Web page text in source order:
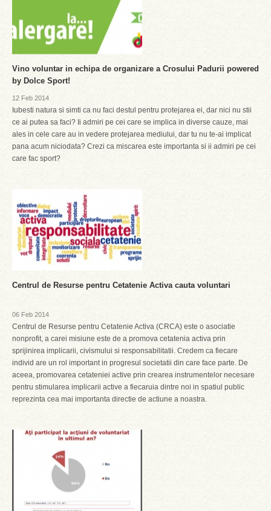
Vino voluntar in echipa de organizare a Crosului Padurii powered
by Dolce Sport!
12 Feb 2014
Iubesti natura si simti ca nu faci destul pentru protejarea ei, dar nici nu stii
ce ai putea sa faci? Ii admiri pe cei care se implica in diverse cauze, mai
ales in cele care au in vedere protejarea mediului, dar tu nu te-ai implicat
pana acum niciodata? Crezi ca miscarea este importanta si ii admiri pe cei
care fac sport?
Centrul de Resurse pentru Cetatenie Activa cauta voluntari
06 Feb 2014
Centrul de Resurse pentru Cetatenie Activa (CRCA) este o asociatie
nonprofit, a carei misiune este de a promova cetatenia activa prin
sprijinirea implicarii, civismului si responsabilitatii. Credem ca fiecare
individ are un rol important in progresul societatii din care face parte. De
aceea, promovarea cetateniei active prin crearea instrumentelor necesare
pentru stimularea implicarii active a fiecaruia dintre noi in spatiul public
reprezinta cea mai importanta directie de actiune a noastra.